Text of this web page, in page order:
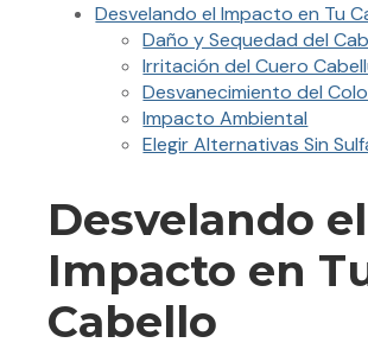
Desvelando el Impacto en Tu
Daño y Sequedad del
Irritación del Cuero
Desvanecimiento del
Impacto Ambiental
Elegir Alternativas Sin
Desvelando el
Impacto en
Cabello